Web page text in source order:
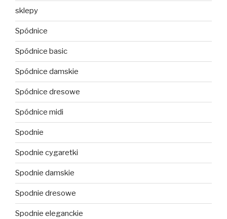
sklepy
Spódnice
Spódnice basic
Spódnice damskie
Spódnice dresowe
Spódnice midi
Spodnie
Spodnie cygaretki
Spodnie damskie
Spodnie dresowe
Spodnie eleganckie